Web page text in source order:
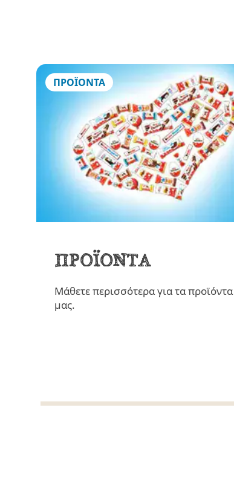
ΠΡΟΪΟΝΤΑ
ΠΡΟΪΟΝΤΑ
Μάθετε περισσότερα για τα προϊόντα
μας.